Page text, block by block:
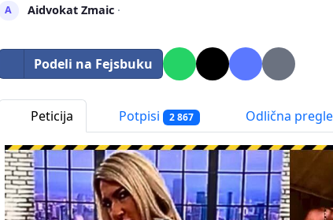
A Aidvokat Zmaic·
Podeli na Fejsbuku
Peticija Potpisi 2 867 Odlična